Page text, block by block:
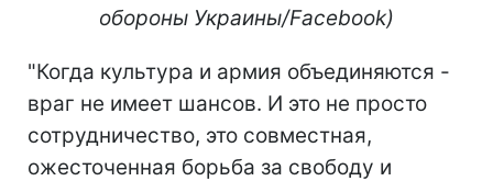
обороны Украины/Facebook)
"Когда культура и армия объединяются -
враг не имеет шансов. И это не просто
сотрудничество, это совместная,
ожесточенная борьба за свободу и